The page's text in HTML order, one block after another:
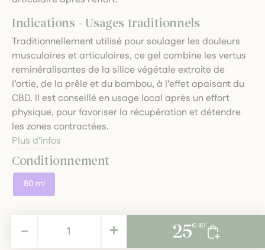
Indications - Usages traditionnels
Traditionnellement utilisé pour soulager les douleurs
musculaires et articulaires, ce gel combine les vertus
reminéralisantes de la silice végétale extraite de
l’ortie, de la prêle et du bambou, à l’effet apaisant du
CBD. Il est conseillé en usage local après un effort
physique, pour favoriser la récupération et détendre
les zones contractées.
Plus d'infos
Conditionnement
80 ml
25,40 € TTC+
- 25€ 40